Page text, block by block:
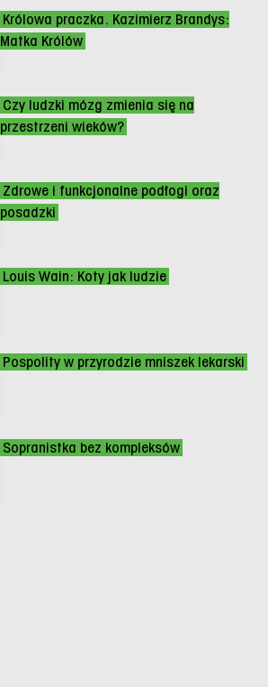
Królowa praczka. Kazimierz Brandys:
Matka Królów
Czy ludzki mózg zmienia się na
przestrzeni wieków?
Zdrowe i funkcjonalne podłogi oraz
posadzki
Louis Wain: Koty jak ludzie
Pospolity w przyrodzie mniszek lekarski
Sopranistka bez kompleksów